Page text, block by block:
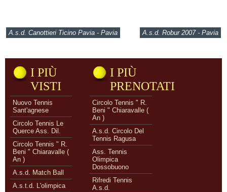
A.s.d. Canottieri Ticino Pavia - Pavia A.s.d. Robur 2007 - Pavia
I PIÙ
VISTI
Nuovo Tennis
Sant'agnese
Circolo Tennis Le
Querce Ass. Dil.
Circolo Tennis " R.
Beni " Chiaravalle (
An )
A.s.d. Match Ball
A.s.t.d. L'olimpica
I PIÙ
PRENOTATI
Circolo Tennis " R.
Beni " Chiaravalle (
An )
A.s.d. Circolo Del
Tennis Ragusa
Ass. Tennis
Olimpica
Dossobuono
Rifredi Tennis
A.s.d.